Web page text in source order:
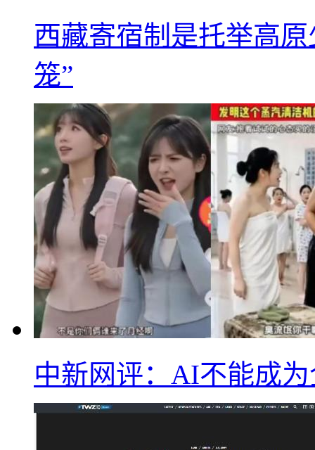
西藏寄宿制是托举高
笼”
中新网评：AI不能成